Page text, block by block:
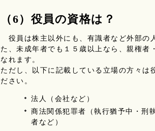
（6）役員の資格は？
役員は株主以外にも、有識者など外部の
た、未成年者でも１５歳以上なら、親権者
なれます。
ただし、以下に記載している立場の方々は
ださい。
法人（会社など）
商法関係犯罪者（執行猶予中・刑
者など）